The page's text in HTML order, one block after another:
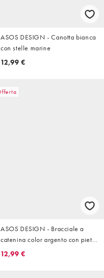
ASOS DESIGN - Canotta bianca
con stelle marine
12,99 €
ASOS DESIGN - Bracciale a
catenina color argento con pietre
incastonate
12,99 €